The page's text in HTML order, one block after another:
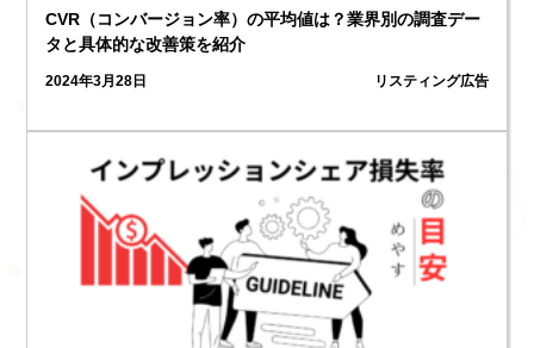
CVR（コンバージョン率）の平均値は？業界別の調査デー
タと具体的な改善策を紹介
2024年3月28日 リスティング広告